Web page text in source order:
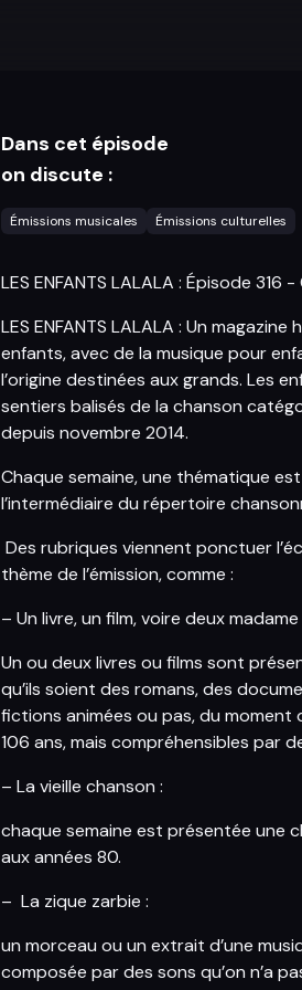
Dans cet épisode
on discute :
Émissions musicales Émissions culturelles
LES ENFANTS LALALA : Épisode 316
LES ENFANTS LALALA : Un
enfants, avec de la musique pour
l’origine destinées aux grands. Les
sentiers balisés de la chanson
depuis novembre 2014.
Chaque semaine, une thématique
l’intermédiaire du répertoire
Des rubriques viennent ponctuer
thème de l’émission, comme :
– Un livre, un film, voire deux
Un ou deux livres ou films sont
qu’ils soient des romans, des
fictions animées ou pas, du moment
106 ans, mais compréhensibles par
– La vieille chanson :
chaque semaine est présentée une
aux années 80.
– La zique zarbie :
un morceau ou un extrait d’une
composée par des sons qu’on n’a